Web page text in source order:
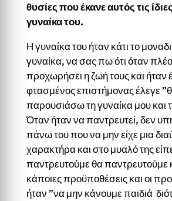
θυσίες που έκανε αυτός τις
γυναίκα του.
Η γυναίκα του ήταν κάτι το
γυναίκα, να σας πω ότι όταν
προχωρήσει η ζωή τους και ήταν
φτασμένος επιστήμονας έλεγε
παρουσιάσω τη γυναίκα μου και
Όταν ήταν να παντρευτεί, δεν
πάνω του που να μην είχε μια
χαρακτήρα και στο μυαλό της
παντρευτούμε θα
κάποιες προϋποθέσεις και οι
ήταν ”να μην κάνουμε παιδιά